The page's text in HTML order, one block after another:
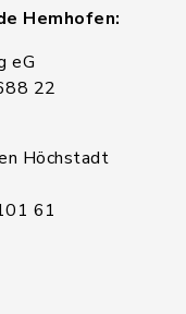
Hemhofen:
eG
22
Höchstadt
61